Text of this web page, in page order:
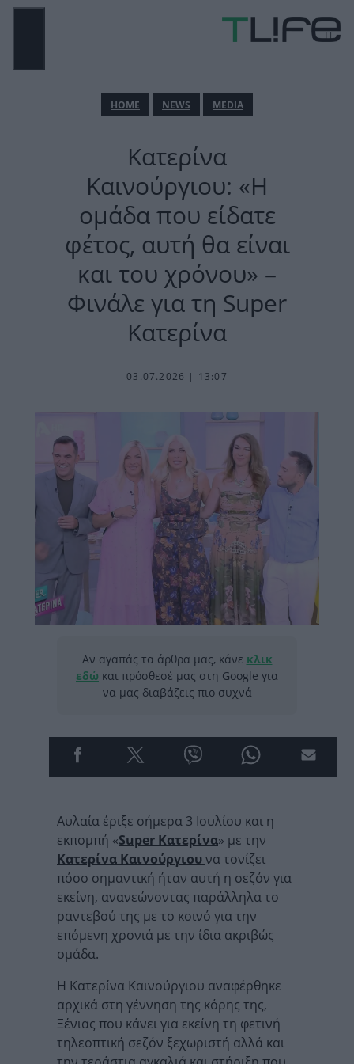
Μετάβαση
ΗΟΜΕ NEWS MEDIA
Κατερίνα
Καινούργιου: «Η
ομάδα που είδατε
φέτος, αυτή θα είναι
και του χρόνου» –
Φινάλε για τη Super
Κατερίνα
03.07.2026 | 13:07
Αν αγαπάς τα άρθρα μας, κάνε κλικ
εδώ και πρόσθεσέ μας στη Google για
να μας διαβάζεις πιο συχνά
Αυλαία έριξε σήμερα 3 Ιουλίου και η
εκπομπή «Super Κατερίνα» με την
Κατερίνα Καινούργιουνα τονίζει
πόσο σημαντική ήταν αυτή η σεζόν για
εκείνη, ανανεώνοντας παράλληλα το
ραντεβού της με το κοινό για την
επόμενη χρονιά με την ίδια ακριβώς
ομάδα.
Η Κατερίνα Καινούργιου αναφέρθηκε
αρχικά στη γέννηση της κόρης της,
Ξένιας που κάνει για εκείνη τη φετινή
τηλεοπτική σεζόν ξεχωριστή αλλά και